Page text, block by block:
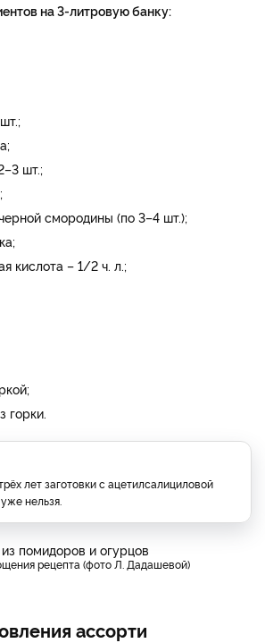
на 3-литровую банку:
шт.;
смородины (по 3–4 шт.);
кислота – 1/2 ч. л.;
горки.
лет заготовки с ацетилсалициловой
нельзя.
рецепта (фото Л. Дадашевой)
ассорти